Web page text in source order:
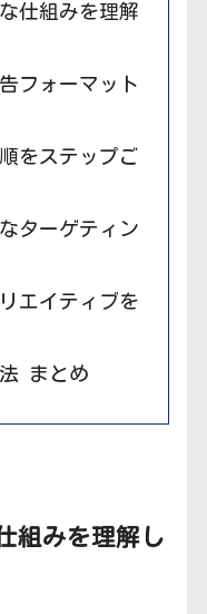
仕組みを理解
フォーマット
をステップご
ターゲティン
エイティブを
まとめ
組みを理解し